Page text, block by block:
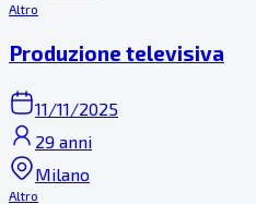
Altro
Produzione televisiva
11/11/2025
29 anni
Milano
Altro